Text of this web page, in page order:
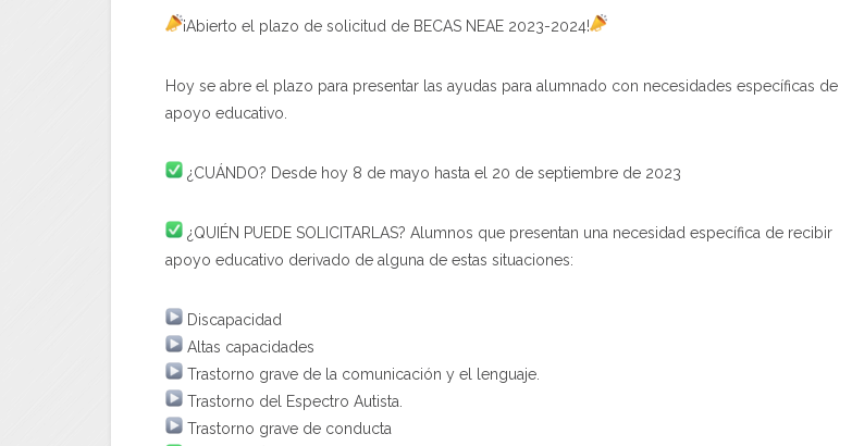
¡Abierto el plazo de solicitud de BECAS NEAE 2023-2024!
Hoy se abre el plazo para presentar las ayudas para alumnado con necesidades específicas de
apoyo educativo.
¿CUÁNDO? Desde hoy 8 de mayo hasta el 20 de septiembre de 2023
¿QUIÉN PUEDE SOLICITARLAS? Alumnos que presentan una necesidad específica de recibir
apoyo educativo derivado de alguna de estas situaciones:
Discapacidad
Altas capacidades
Trastorno grave de la comunicación y el lenguaje.
Trastorno del Espectro Autista.
Trastorno grave de conducta